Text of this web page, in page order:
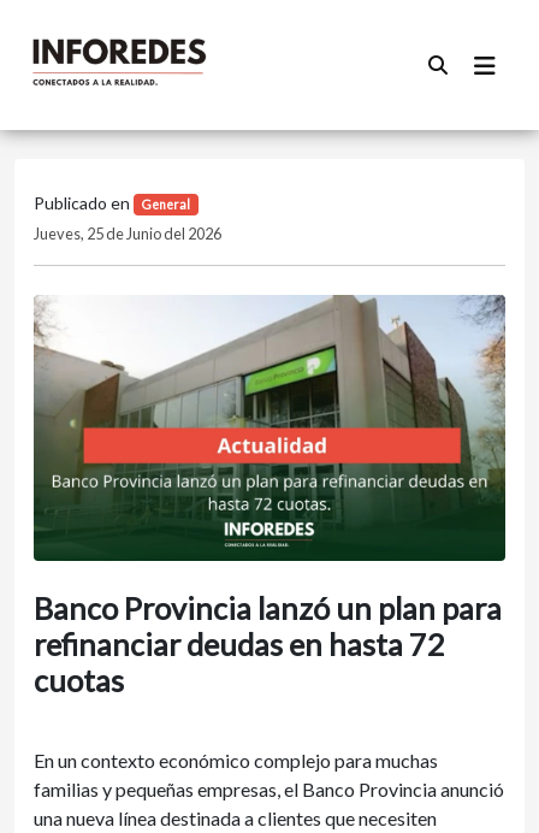
Publicado en General
Jueves, 25 de Junio del 2026
Banco Provincia lanzó un plan para
refinanciar deudas en hasta 72
cuotas
En un contexto económico complejo para muchas
familias y pequeñas empresas, el Banco Provincia anunció
una nueva línea destinada a clientes que necesiten